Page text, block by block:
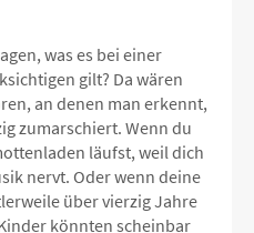
was es bei einer
gilt? Da wären
an denen man erkennt,
zumarschiert. Wenn du
läufst, weil dich
nervt. Oder wenn deine
über vierzig Jahre
könnten scheinbar